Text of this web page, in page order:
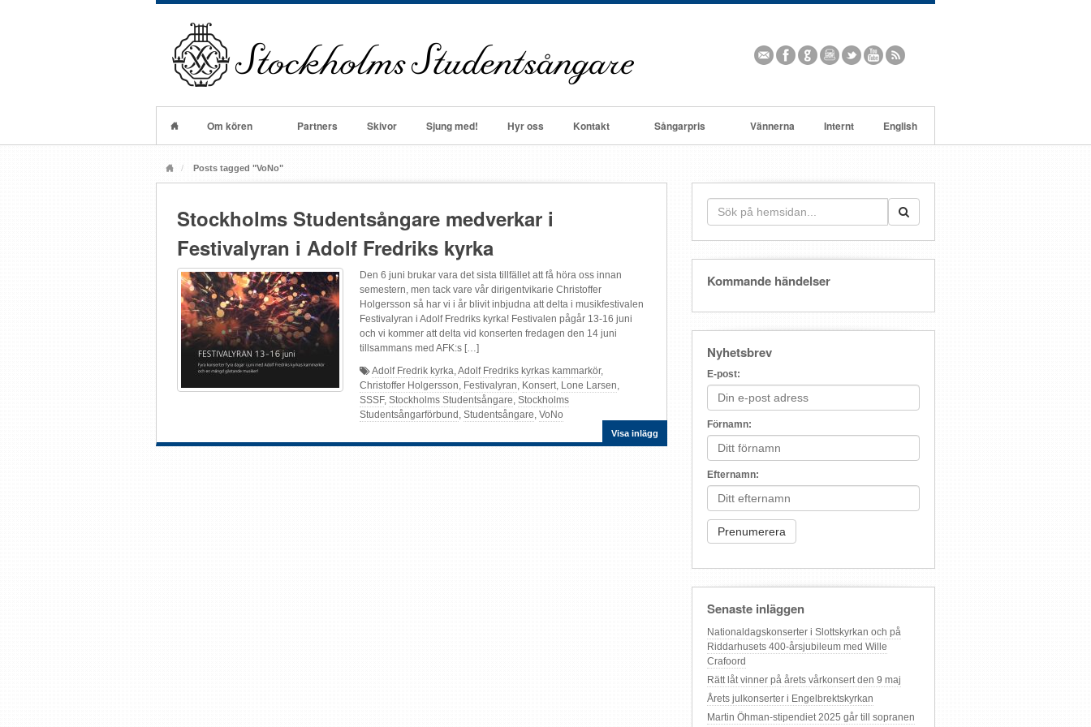
Om kören Partners Skivor Sjung med! Hyr oss Kontakt Sångarpris Vännerna Internt English
Posts tagged "VoNo"
Stockholms Studentsångare medverkar i
Festivalyran i Adolf Fredriks kyrka
Den 6 juni brukar vara det sista tillfället att få höra oss innan
semestern, men tack vare vår dirigentvikarie Christoffer
Holgersson så har vi i år blivit inbjudna att delta i musikfestivalen
Festivalyran i Adolf Fredriks kyrka! Festivalen pågår 13-16 juni
och vi kommer att delta vid konserten fredagen den 14 juni
tillsammans med AFK:s […]
Visa inlägg
Adolf Fredrik kyrka,Adolf Fredriks kyrkas kammarkör,
Christoffer Holgersson, Festivalyran, Konsert, Lone Larsen,
SSSF, Stockholms Studentsångare, Stockholms
Studentsångarförbund , Studentsångare, VoNo
Kommande händelser
Nyhetsbrev
E-post:
Förnamn:
Efternamn:
Senaste inläggen
Nationaldagskonserter i Slottskyrkan och på
Riddarhusets 400-årsjubileum med Wille
Crafoord
Rätt låt vinner på årets vårkonsert den 9 maj
Årets julkonserter i Engelbrektskyrkan
Martin Öhman-stipendiet 2025 går till sopranen